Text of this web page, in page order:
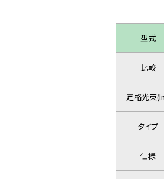
型式
比較
定格光束
タイプ
仕様